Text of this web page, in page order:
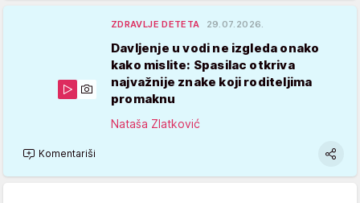
ZDRAVLJE DETETA 29.07.2026.
Davljenje u vodi ne izgleda onako
kako mislite: Spasilac otkriva
najvažnije znake koji roditeljima
promaknu
Nataša Zlatković
Komentariši